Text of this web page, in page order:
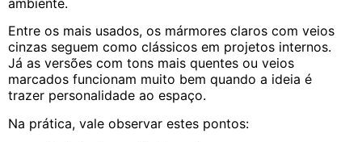
Entre os mais usados, os mármores claros com veios
cinzas seguem como clássicos em projetos internos.
Já as versões com tons mais quentes ou veios
marcados funcionam muito bem quando a ideia é
trazer personalidade ao espaço.
Na prática, vale observar estes pontos: